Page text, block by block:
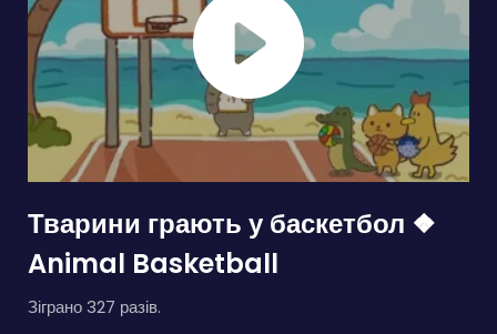
Тварини грають у баскетбол ❖
Animal Basketball
Зіграно 327 разів.